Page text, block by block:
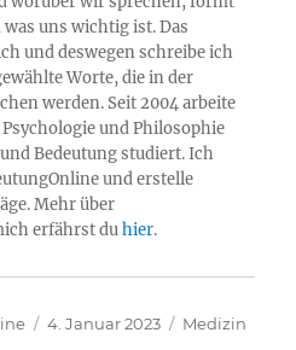
uns wichtig ist. Das
und deswegen schreibe ich
Worte, die in der
werden. Seit 2004 arbeite
und Philosophie
Bedeutung studiert. Ich
und erstelle
Mehr über
erfährst duhier.
Veröffentlicht
4. Januar 2023 Kategorien
Medizin